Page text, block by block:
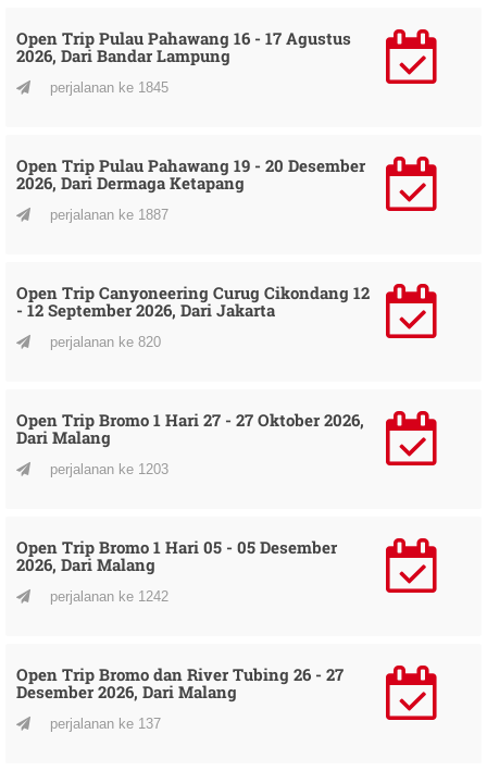
Open Trip Pulau Pahawang 16 - 17 Agustus
2026, Dari Bandar Lampung
perjalanan ke 1845
Open Trip Pulau Pahawang 19 - 20 Desember
2026, Dari Dermaga Ketapang
perjalanan ke 1887
Open Trip Canyoneering Curug Cikondang 12
- 12 September 2026, Dari Jakarta
perjalanan ke 820
Open Trip Bromo 1 Hari 27 - 27 Oktober 2026,
Dari Malang
perjalanan ke 1203
Open Trip Bromo 1 Hari 05 - 05 Desember
2026, Dari Malang
perjalanan ke 1242
Open Trip Bromo dan River Tubing 26 - 27
Desember 2026, Dari Malang
perjalanan ke 137